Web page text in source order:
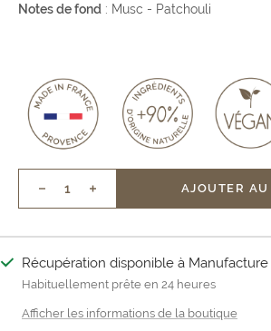
Notes de fond : Musc - Patchouli
Réduire
la
Augmenter
la
AJOUTER AU
Récupération disponible à
Habituellement prête en 24 heures
Afficher les informations de la boutique